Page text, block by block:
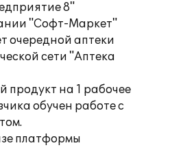
8"
"Софт-Маркет"
очередной аптеки
сети "Аптека
продукт на 1 рабочее
обучен работе с
платформы